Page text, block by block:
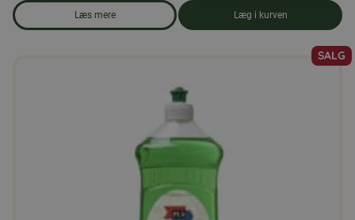
Læs mere
om produkten Opvaskemaskine-tabletter, 100 tabletter
Læg i kurven
SALG